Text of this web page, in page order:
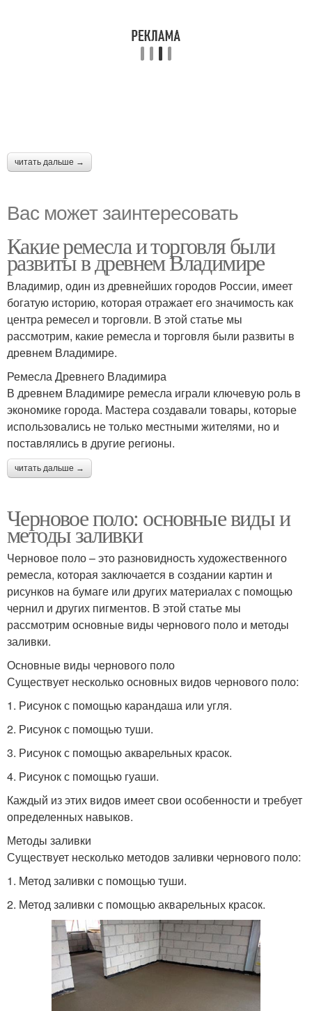
читать дальше →
Вас может заинтересовать
Какие ремесла и торговля были
развиты в древнем Владимире
Владимир, один из древнейших городов России, имеет
богатую историю, которая отражает его значимость как
центра ремесел и торговли. В этой статье мы
рассмотрим, какие ремесла и торговля были развиты в
древнем Владимире.
Ремесла Древнего Владимира
В древнем Владимире ремесла играли ключевую роль в
экономике города. Мастера создавали товары, которые
использовались не только местными жителями, но и
поставлялись в другие регионы.
читать дальше →
Черновое поло: основные виды и
методы заливки
Черновое поло – это разновидность художественного
ремесла, которая заключается в создании картин и
рисунков на бумаге или других материалах с помощью
чернил и других пигментов. В этой статье мы
рассмотрим основные виды чернового поло и методы
заливки.
Основные виды чернового поло
Существует несколько основных видов чернового поло:
1. Рисунок с помощью карандаша или угля.
2. Рисунок с помощью туши.
3. Рисунок с помощью акварельных красок.
4. Рисунок с помощью гуаши.
Каждый из этих видов имеет свои особенности и требует
определенных навыков.
Методы заливки
Существует несколько методов заливки чернового поло:
1. Метод заливки с помощью туши.
2. Метод заливки с помощью акварельных красок.